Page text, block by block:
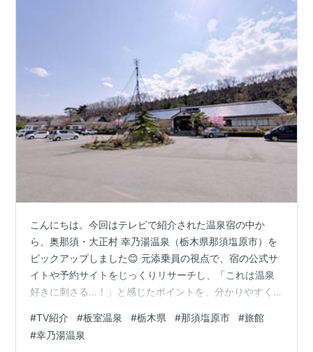
こんにちは。今回はテレビで紹介された温泉宿の中か
ら、奥那須・大正村 幸乃湯温泉（栃木県那須塩原市）を
ピックアップしました😊 元添乗員の視点で、宿の公式サ
イトや予約サイトをじっくりリサーチし、「これは温泉
好きに刺さる…！」と感じたポイントを、分かりやすく
ページへのリンクもご案内していますので、ぜひ宿選び
の参考にしてください✨ 奥那須・大正村 幸乃湯温泉 🌿
#TV紹介 #板室温泉 #栃木県 #那須塩原市 #旅館
#幸乃湯温泉